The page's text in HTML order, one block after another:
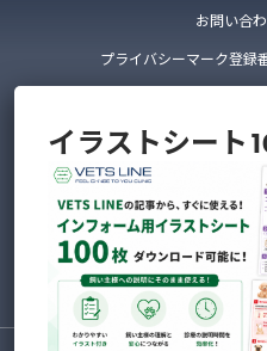
お問い合
プライバシーマーク登録
〒223-0052 神奈川県横
イラストシート